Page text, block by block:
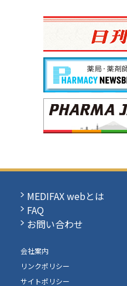
MEDIFAX webとは
FAQ
お問い合わせ
会社案内
リンクポリシー
サイトポリシー